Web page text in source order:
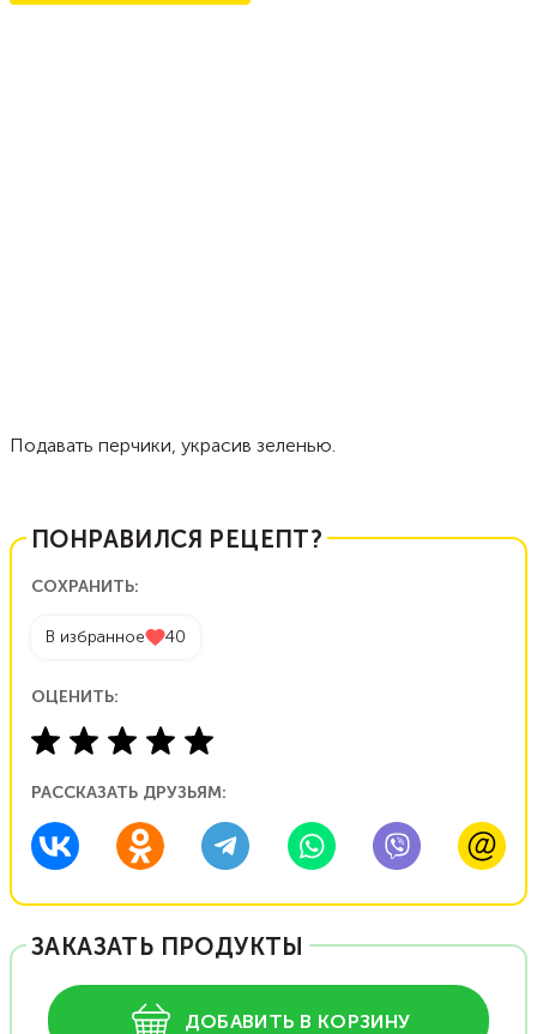
Подавать перчики, украсив зеленью.
ПОНРАВИЛСЯ РЕЦЕПТ?
СОХРАНИТЬ:
В избранное 40
ОЦЕНИТЬ:
РАССКАЗАТЬ ДРУЗЬЯМ:
ЗАКАЗАТЬ ПРОДУКТЫ
ДОБАВИТЬ В КОРЗИНУ